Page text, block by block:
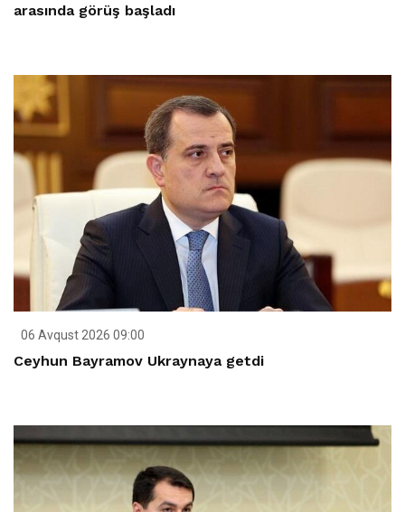
arasında görüş başladı
06 Avqust 2026 09:00
Ceyhun Bayramov Ukraynaya getdi